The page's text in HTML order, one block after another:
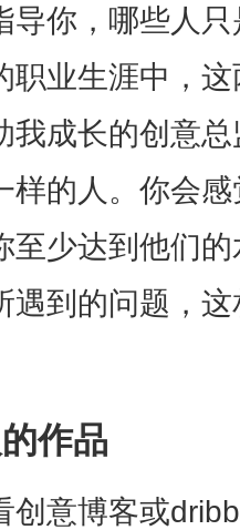
导你，哪些人
职业生涯中，
我成长的创意
样的人。你会
至少达到他们
遇到的问题，
作品
创意博客或